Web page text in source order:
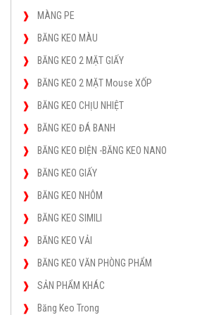
MÀNG PE
BĂNG KEO MÀU
BĂNG KEO 2 MẶT GIẤY
BĂNG KEO 2 MẶT Mouse XỐP
BĂNG KEO CHỊU NHIỆT
BĂNG KEO ĐÁ BANH
BĂNG KEO ĐIỆN -BĂNG KEO NANO
BĂNG KEO GIẤY
BĂNG KEO NHÔM
BĂNG KEO SIMILI
BĂNG KEO VẢI
BĂNG KEO VĂN PHÒNG PHẨM
SẢN PHẨM KHÁC
Băng Keo Trong